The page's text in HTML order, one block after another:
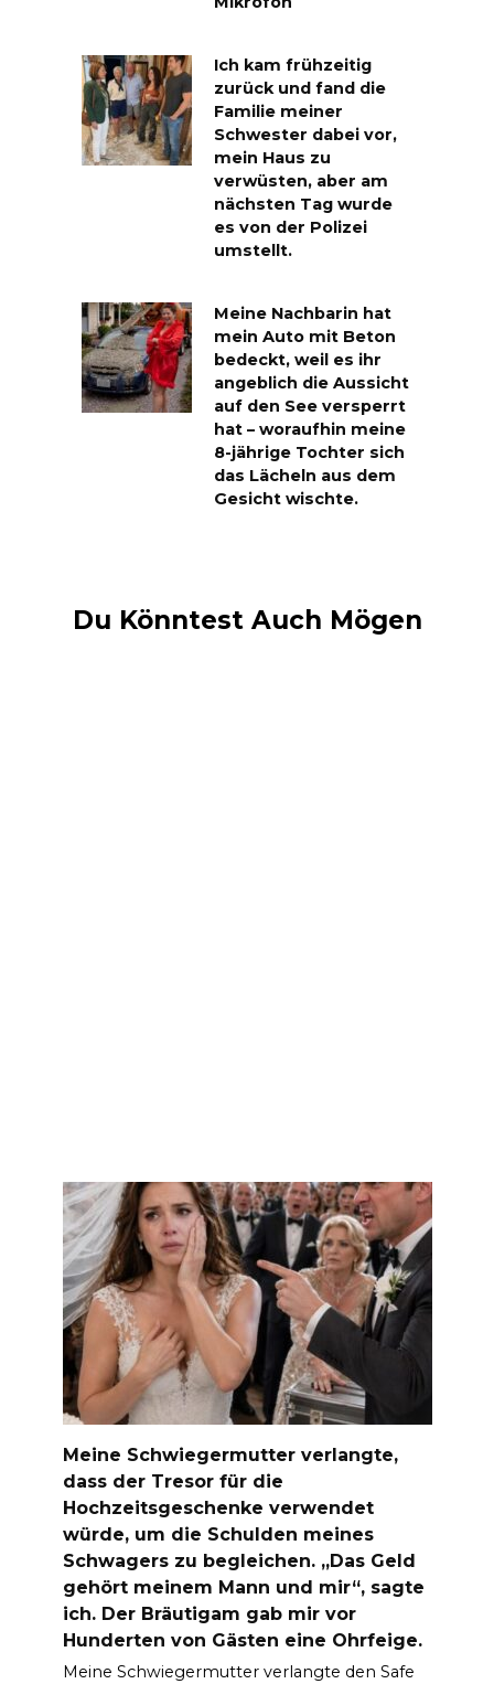
Ich kam frühzeitig
zurück und fand die
Familie meiner
Schwester dabei vor,
mein Haus zu
verwüsten, aber am
nächsten Tag wurde
es von der Polizei
umstellt.
Meine Nachbarin hat
mein Auto mit Beton
bedeckt, weil es ihr
angeblich die Aussicht
auf den See versperrt
hat – woraufhin meine
8-jährige Tochter sich
das Lächeln aus dem
Gesicht wischte.
Du Könntest Auch Mögen
Meine Schwiegermutter verlangte,
dass der Tresor für die
Hochzeitsgeschenke verwendet
würde, um die Schulden meines
Schwagers zu begleichen. „Das Geld
gehört meinem Mann und mir“, sagte
ich. Der Bräutigam gab mir vor
Hunderten von Gästen eine Ohrfeige.
Meine Schwiegermutter verlangte den Safe